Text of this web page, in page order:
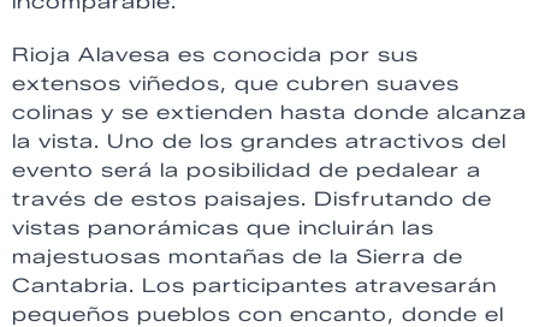
Rioja Alavesa es conocida por sus
extensos viñedos, que cubren suaves
colinas y se extienden hasta donde alcanza
la vista. Uno de los grandes atractivos del
evento será la posibilidad de pedalear a
través de estos paisajes. Disfrutando de
vistas panorámicas que incluirán las
majestuosas montañas de la Sierra de
Cantabria. Los participantes atravesarán
pequeños pueblos con encanto, donde el